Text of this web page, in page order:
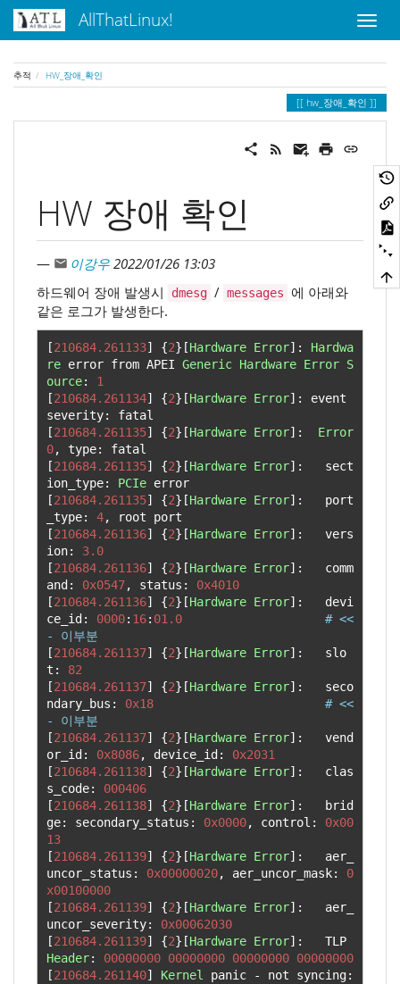
AllThatLinux!
추적 HW_장애_확인
hw_장애_확인
HW 장애 확인
— 이강우 2022/01/26 13:03
하드웨어 장애 발생시
dmesg / messages 에 아래와
같은 로그가 발생한다.
[210684.261133] {2}[Hardware Error]:
Hardwa
re error from APEI Generic Hardware Error S
ource:
1
[210684.261134] {2}[Hardware Error]:
event
severity:
[210684.261135] {2}[Hardware Error]:
Error
0, type:
[210684.261135] {2}[Hardware Error]:
   sect
ion_type: PCIe
[210684.261135] {2}[Hardware Error]:
   port
_type: 4,
[210684.261136] {2}[Hardware Error]:
   vers
ion:
3.0
[210684.261136] {2}[Hardware Error]:
   comm
and : 0x0547, status :
0x4010
[210684.261136] {2}[Hardware Error]:
   devi
ce_id : 0000: 16: 01.0
# <<
- 이부분
[210684.261137] {2}[Hardware Error]:
   slo
t :
82
[210684.261137] {2}[Hardware Error]:
   seco
ndary_bus : 0x18
# <<
- 이부분
[210684.261137] {2}[Hardware Error]:
   vend
or_id : 0x8086, device_id :
0x2031
[210684.261138] {2}[Hardware Error]:
   clas
s_code:
000406
[210684.261138] {2}[Hardware Error]:
   brid
ge: secondary_status : 0x0000, control :
0x00
13
[210684.261139] {2}[Hardware Error]:
   aer_
uncor_status : 0x00000020, aer_uncor_mask:
0
x00100000
[210684.261139] {2}[Hardware Error]:
   aer_
uncor_severity:
0x00062030
[210684.261139] {2}[Hardware Error]:
Header: 00000000 00000000 00000000 00000000
[210684.261140] Kernel panic - not syncing: